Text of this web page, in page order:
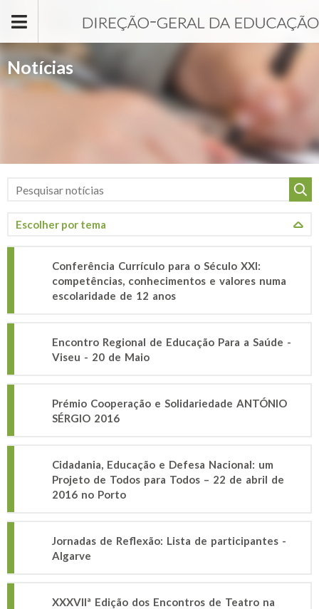
Notícias
Conferência Currículo para o Século XXI:
competências, conhecimentos e valores numa
escolaridade de 12 anos
Encontro Regional de Educação Para a Saúde -
Viseu - 20 de Maio
Prémio Cooperação e Solidariedade ANTÓNIO
SÉRGIO 2016
Cidadania, Educação e Defesa Nacional: um
Projeto de Todos para Todos – 22 de abril de
2016 no Porto
Jornadas de Reflexão: Lista de participantes -
Algarve
XXXVIIª Edição dos Encontros de Teatro na